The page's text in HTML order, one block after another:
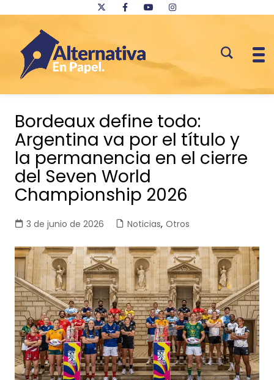
contenido
Bordeaux define todo:
Argentina va por el título y
la permanencia en el cierre
del Seven World
Championship 2026
3 de junio de 2026 Noticias, Otros